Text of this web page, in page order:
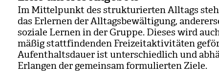
Im Mit­tel­punkt des struk­tu­rier­ten All­tags
das Erler­nen der All­tags­be­wäl­ti­gung,
soziale Ler­nen in der Gruppe. Die­ses wird
mä­ßig statt­fin­den­den Frei­zeit­ak­ti­vi­tä­ten
Auf­ent­halts­dauer ist unter­schied­lich und
Erlan­gen der gemein­sam for­mu­lier­ten Ziele.